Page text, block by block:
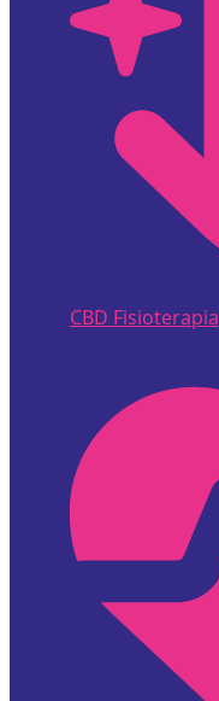
CBD Fisioterapia